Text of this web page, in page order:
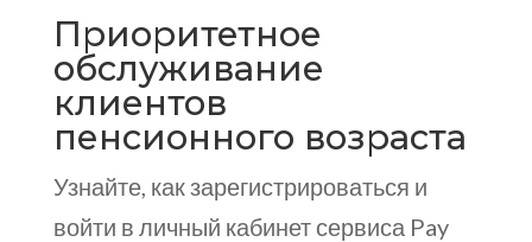
Приоритетное
обслуживание
клиентов
пенсионного возраста
Узнайте, как зарегистрироваться и
войти в личный кабинет сервиса Pay